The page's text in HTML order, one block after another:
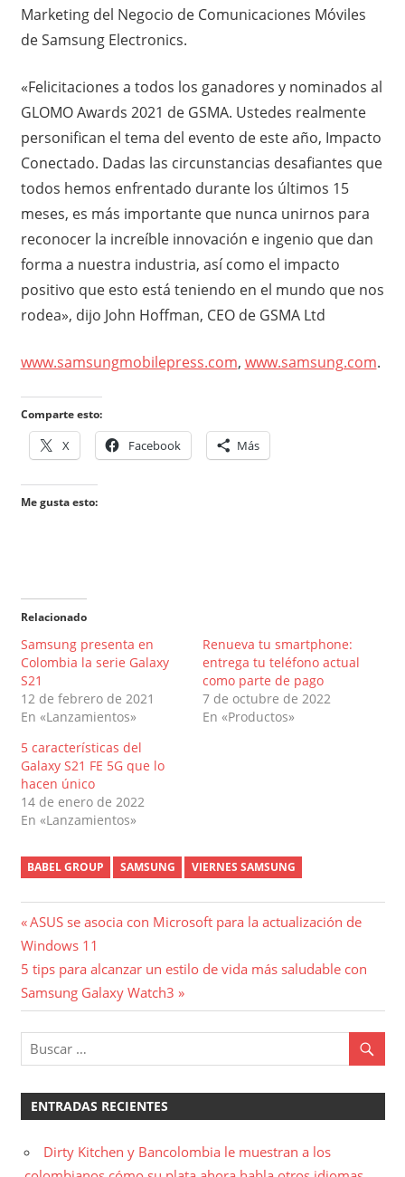
Marketing del Negocio de Comunicaciones Móviles
de Samsung Electronics.
«Felicitaciones a todos los ganadores y nominados al
GLOMO Awards 2021 de GSMA. Ustedes realmente
personifican el tema del evento de este año, Impacto
Conectado. Dadas las circunstancias desafiantes que
todos hemos enfrentado durante los últimos 15
meses, es más importante que nunca unirnos para
reconocer la increíble innovación e ingenio que dan
forma a nuestra industria, así como el impacto
positivo que esto está teniendo en el mundo que nos
rodea», dijo John Hoffman, CEO de GSMA Ltd
www.samsungmobilepress.com, www.samsung.com.
Comparte esto:
X Facebook Más
Me gusta esto:
Relacionado
Samsung presenta en
Colombia la serie Galaxy
S21
12 de febrero de 2021
En «Lanzamientos»
Renueva tu smartphone:
entrega tu teléfono actual
como parte de pago
7 de octubre de 2022
En «Productos»
5 características del
Galaxy S21 FE 5G que lo
hacen único
14 de enero de 2022
En «Lanzamientos»
BABEL GROUP SAMSUNG VIERNES SAMSUNG
Navegación
de
entradas
Entrada
anterior:
ASUS se asocia con Microsoft para la actualización de
Windows 11
Entrada
siguiente:
5 tips para alcanzar un estilo de vida más saludable con
Samsung Galaxy Watch3
ENTRADAS RECIENTES
Dirty Kitchen y Bancolombia le muestran a los